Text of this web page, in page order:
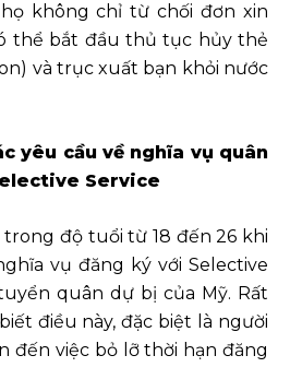
không chỉ từ chối đơn xin
thể bắt đầu thủ tục hủy thẻ
và trục xuất bạn khỏi nước
yêu cầu về nghĩa vụ quân
Service
trong độ tuổi từ 18 đến 26 khi
vụ đăng ký với Selective
quân dự bị của Mỹ. Rất
điều này, đặc biệt là người
đến việc bỏ lỡ thời hạn đăng